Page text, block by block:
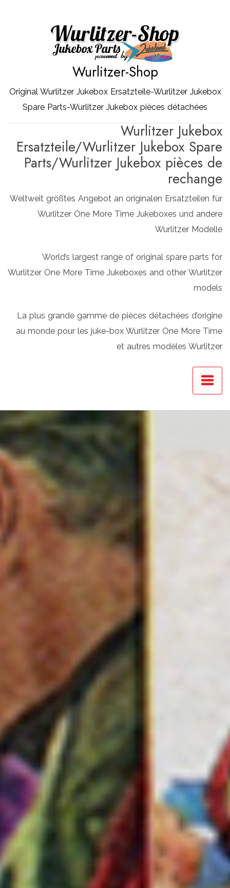
Wurlitzer-Shop
Original Wurlitzer Jukebox Ersatzteile-Wurlitzer Jukebox
Spare Parts-Wurlitzer Jukebox pièces détachées
Wurlitzer Jukebox
Ersatzteile/Wurlitzer Jukebox Spare
Parts/Wurlitzer Jukebox pièces de
rechange
Weltweit größtes Angebot an originalen Ersatzteilen für
Wurlitzer One More Time Jukeboxes und andere
Wurlitzer Modelle
World’s largest range of original spare parts for
Wurlitzer One More Time Jukeboxes and other Wurlitzer
models
La plus grande gamme de pièces détachées d’origine
au monde pour les juke-box Wurlitzer One More Time
et autres modèles Wurlitzer